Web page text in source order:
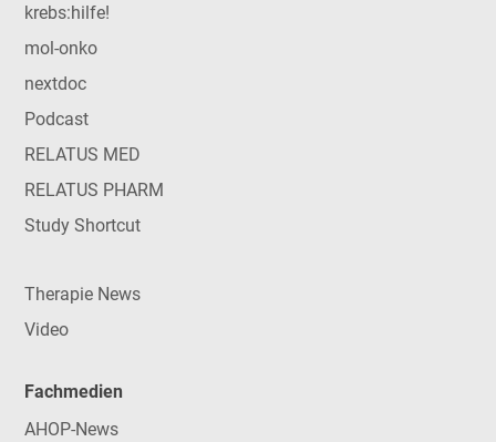
krebs:hilfe!
mol-onko
nextdoc
Podcast
RELATUS MED
RELATUS PHARM
Study Shortcut
Therapie News
Video
Fachmedien
AHOP-News